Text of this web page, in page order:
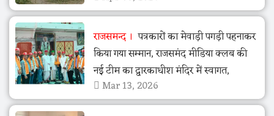
राजसमन्द
पत्रकारों का मेवाड़ी पगड़ी पहनाकर
किया गया सम्मान, राजसमंद मीडिया क्लब की
नई टीम का द्वारकाधीश मंदिर में स्वागत,
Mar 13, 2026